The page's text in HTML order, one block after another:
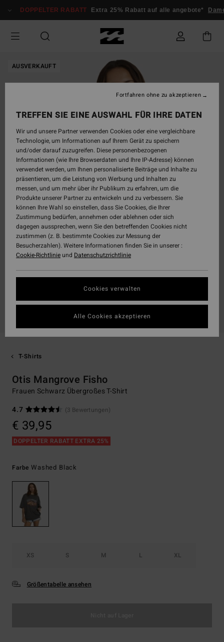
zur
springen
DOPPELTER RABATT Extra 25% Rabatt auf alle angebote* Damen
AUSVERKAUFT
T-Shirts
Otis Mangrove Fisho
Frauen Schwarz Übergroßes T-Shirt
4.7
(3 Bewertungen)
€ 39,95
DOPPELTER RABATT EXTRA 25%
FarbeWashed Black
XS S M L XL
Größentabelle ansehen
TREFFEN SIE EINE AUSWAHL FÜR IHRE DATEN
Wir und unsere Partner verwenden Cookies oder eine vergleichbare
Technologie, um Informationen auf Ihrem Gerät zu speichern
und/oder darauf zuzugreifen. Diese personenbezogenen
Informationen (wie Ihre Browserdaten und Ihre IP-Adresse) können
verwendet werden, um Ihnen personalisierte Beiträge und Inhalte zu
präsentieren, um die Leistung von Werbung und Inhalten zu
messen, und um mehr über ihr Publikum zu erfahren, um die
Produkte unserer Partner zu entwickeln und zu verbessern. Sie
können Ihre Wahl so einstellen, dass Sie Cookies, die Ihrer
Zustimmung bedürfen, annehmen oder ablehnen oder sich
dagegen aussprechen, wenn Sie den betreffenden Cookies nicht
zustimmen (z. B. bestimmte Cookies zur Messung der
Besucherzahlen). Weitere Informationen finden Sie in unserer :
Cookie-Richtlinieund Datenschutzrichtlinie
Cookies verwalten
Fortfahren ohne zu akzeptieren
Alle Cookies akzeptieren